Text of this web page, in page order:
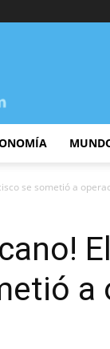
se sometió a
a